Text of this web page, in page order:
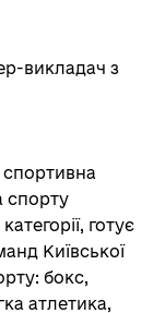
викладач з
спорту
готує
Київської
бокс,
атлетика,